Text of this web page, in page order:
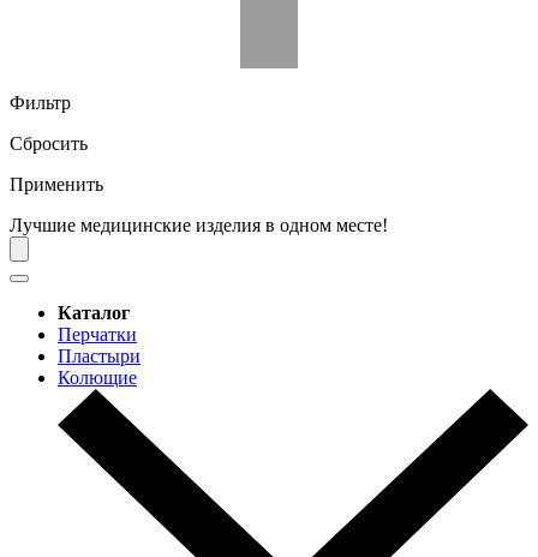
Фильтр
Сбросить
Применить
Лучшие медицинские изделия в одном месте!
Каталог
Перчатки
Пластыри
Колющие